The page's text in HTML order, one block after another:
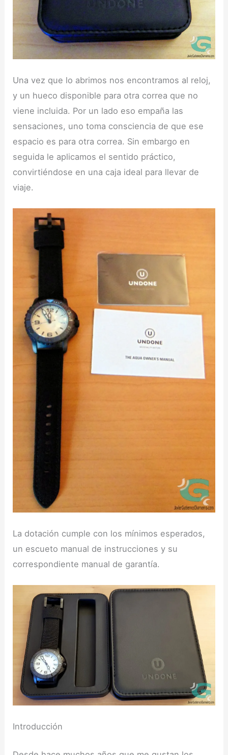
Una vez que lo abrimos nos encontramos al reloj,
y un hueco disponible para otra correa que no
viene incluida. Por un lado eso empaña las
sensaciones, uno toma consciencia de que ese
espacio es para otra correa. Sin embargo en
seguida le aplicamos el sentido práctico,
convirtiéndose en una caja ideal para llevar de
viaje.
La dotación cumple con los mínimos esperados,
un escueto manual de instrucciones y su
correspondiente manual de garantía.
Introducción